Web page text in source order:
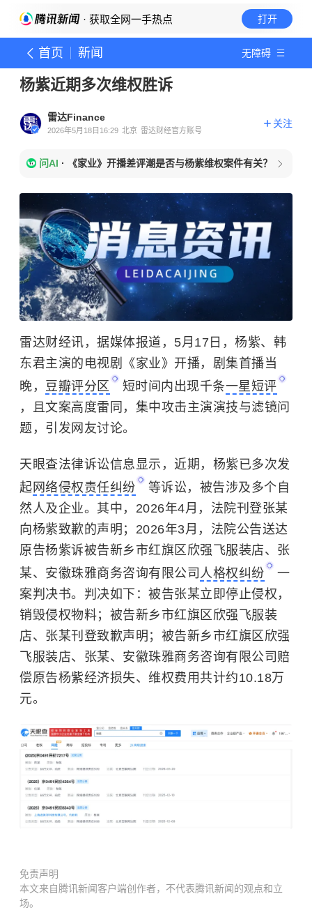
· 获取全网一手热点 打开
首页 新闻 无障碍
杨紫近期多次维权胜诉
雷达Finance
2026年5月18日16:29 北京 雷达财经官方账号
关注
问AI · 《家业》开播差评潮是否与杨紫维权案件有关？
雷达财经讯，据媒体报道，5月17日，杨紫、韩
东君主演的电视剧《家业》开播，剧集首播当
晚， 豆瓣评分区 短时间内出现千条一星短评
，且文案高度雷同，集中攻击主演演技与滤镜问
题，引发网友讨论。
天眼查法律诉讼信息显示，近期， 杨紫 已多次发
起 网络侵权责任纠纷
等诉讼，被告涉及多个自
然人及企业。其中，2026年4月，法院刊登张某
向杨紫致歉的声明；2026年3月，法院公告送达
原告杨紫诉被告新乡市红旗区欣强飞服装店、张
某、安徽珠雅商务咨询有限公司 人格权纠纷
一
案判决书。判决如下：被告张某立即停止侵权，
销毁侵权物料；被告新乡市红旗区欣强飞服装
店、张某刊登致歉声明；被告新乡市红旗区欣强
飞服装店、张某、安徽珠雅商务咨询有限公司赔
偿原告杨紫经济损失、维权费用共计约10.18万
元。
免责声明
本文来自腾讯新闻客户端创作者，不代表腾讯新闻的观点和立
场。